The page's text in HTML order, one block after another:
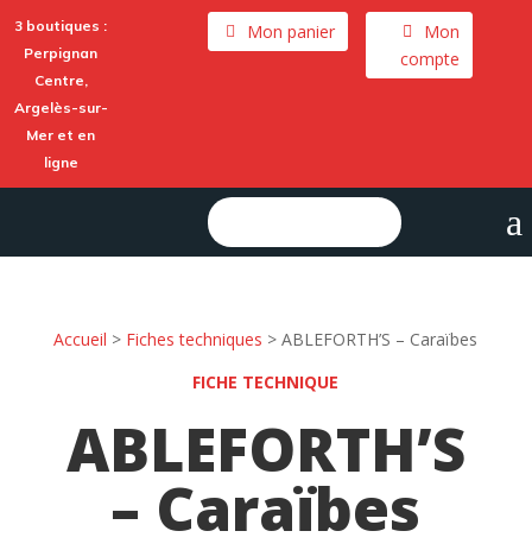
3 boutiques :
Perpignan
Centre,
Argelès-sur-
Mer et en
ligne
Mon panier
Mon
compte
Rechercher : a
Accueil > Fiches techniques > ABLEFORTH’S – Caraïbes
FICHE TECHNIQUE
ABLEFORTH’S
– Caraïbes